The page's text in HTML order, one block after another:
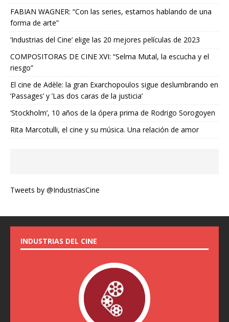
FABIAN WAGNER: “Con las series, estamos hablando de una
forma de arte”
‘Industrias del Cine’ elige las 20 mejores películas de 2023
COMPOSITORAS DE CINE XVI: “Selma Mutal, la escucha y el
riesgo”
El cine de Adèle: la gran Exarchopoulos sigue deslumbrando en
’Passages’ y ’Las dos caras de la justicia’
‘Stockholm’, 10 años de la ópera prima de Rodrigo Sorogoyen
Rita Marcotulli, el cine y su música. Una relación de amor
Tweets by @IndustriasCine
INDUSTRIAS DEL CINE